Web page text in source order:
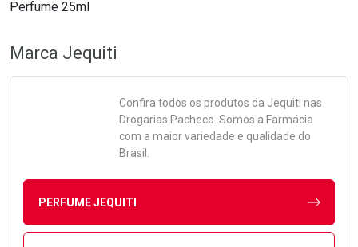
Perfume 25ml
Marca Jequiti
Confira todos os produtos da Jequiti nas
Drogarias Pacheco. Somos a Farmácia
com a maior variedade e qualidade do
Brasil.
PERFUME JEQUITI